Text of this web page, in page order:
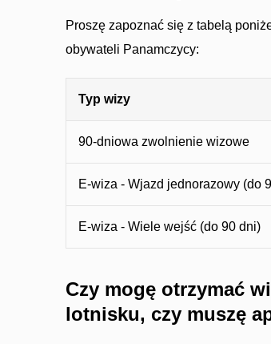
Proszę zapoznać się z tabelą
obywateli Panamczycy:
Typ wizy
90-dniowa zwolnienie wizowe
E-wiza - Wjazd jednorazowy (do
E-wiza - Wiele wejść (do 90 dni)
Czy mogę otrzymać
lotnisku, czy muszę